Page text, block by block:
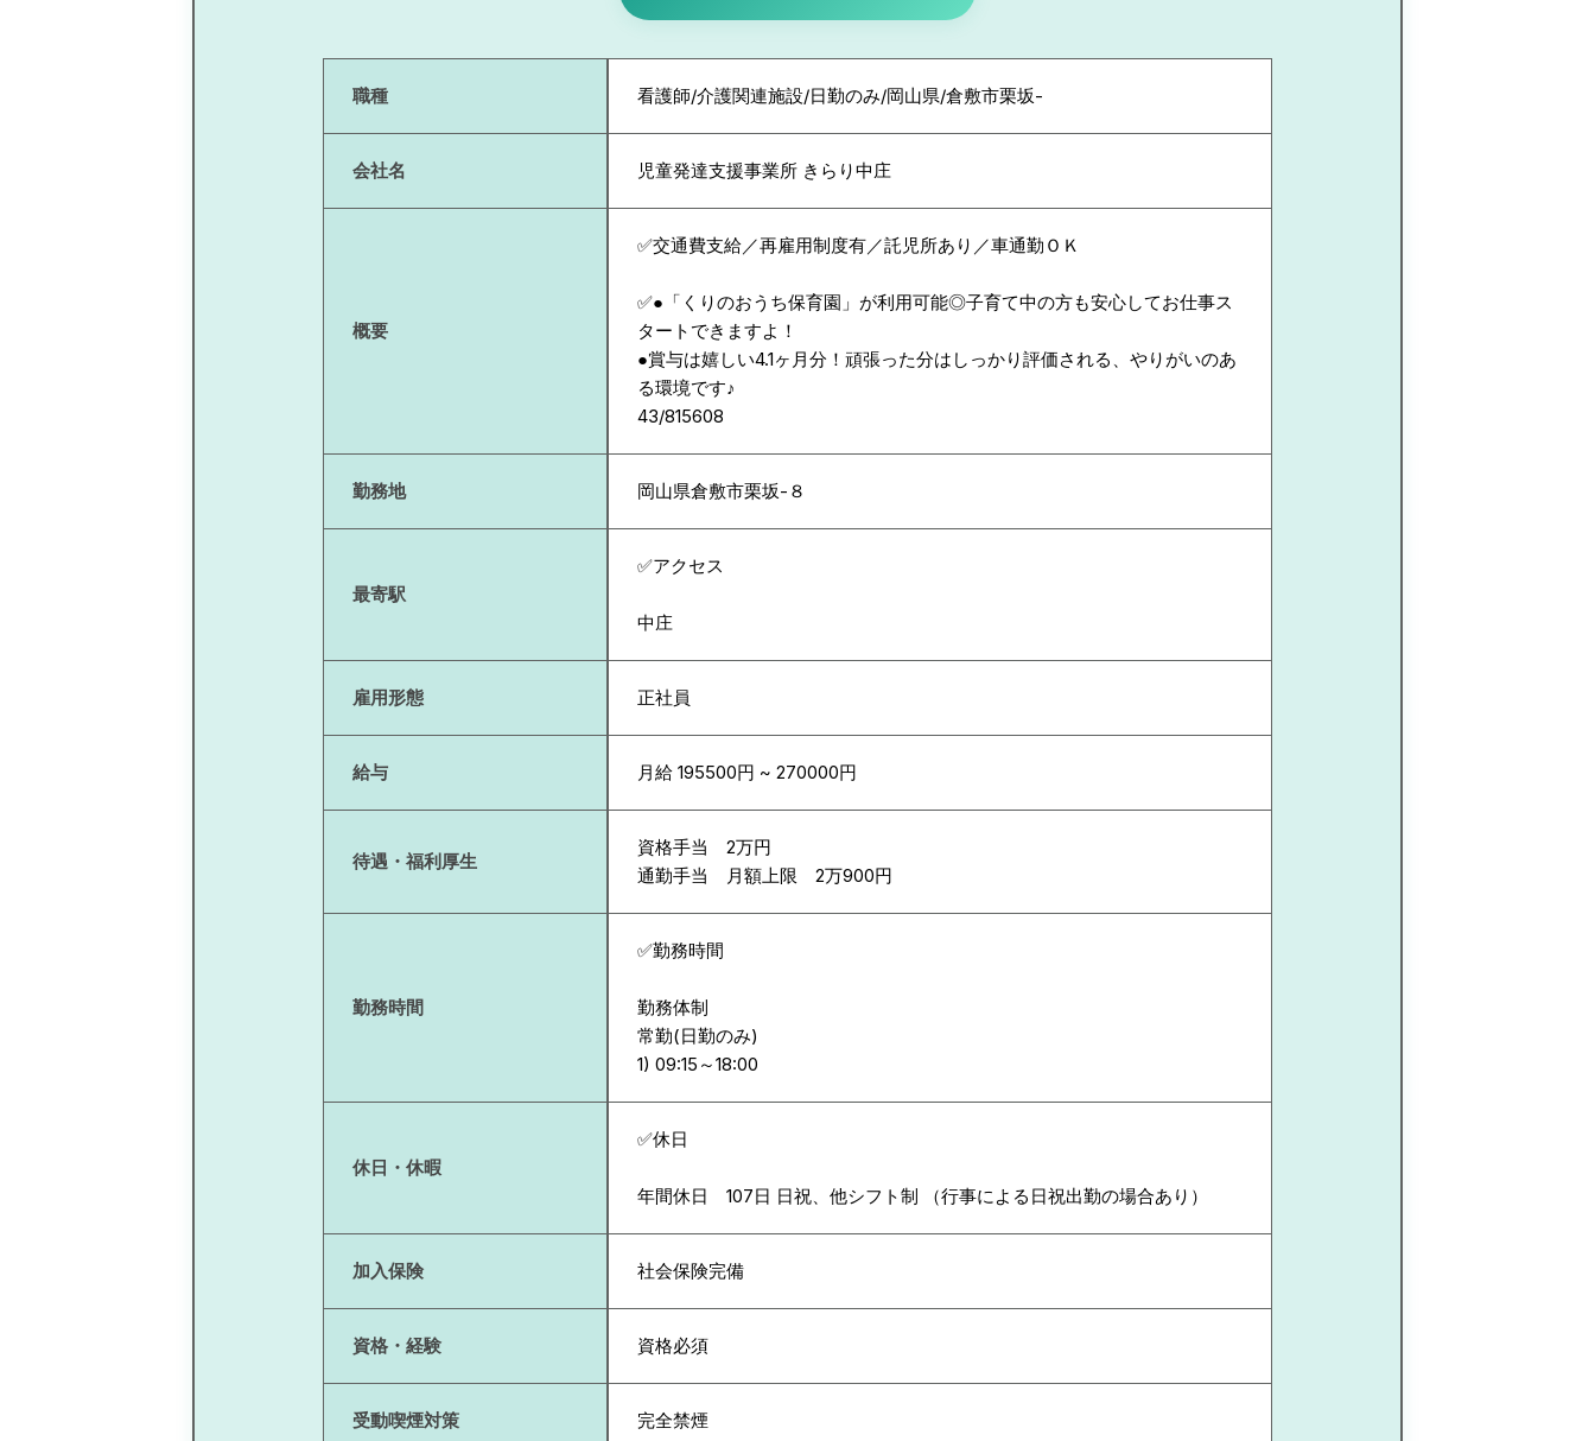
職種 看護師/介護関連施設/日勤のみ/岡山県/倉敷市栗坂-
会社名 児童発達支援事業所 きらり中庄
概要
✅交通費支給／再雇用制度有／託児所あり／車通勤ＯＫ
✅●「くりのおうち保育園」が利用可能◎子育て中の方も安心してお仕事ス
タートできますよ！
●賞与は嬉しい4.1ヶ月分！頑張った分はしっかり評価される、やりがいのあ
る環境です♪
43/815608
勤務地 岡山県倉敷市栗坂-８
最寄駅
✅アクセス
中庄
雇用形態 正社員
給与 月給 195500円 ~ 270000円
待遇・福利厚生
資格手当 2万円
通勤手当 月額上限 2万900円
勤務時間
✅勤務時間
勤務体制
常勤(日勤のみ)
休日・休暇
✅休日
年間休日 107日 日祝、他シフト制 （行事による日祝出勤の場合あり）
加入保険 社会保険完備
資格・経験 資格必須
受動喫煙対策 完全禁煙